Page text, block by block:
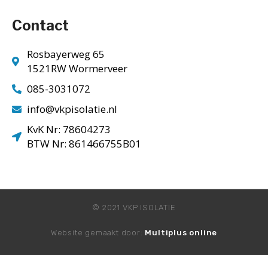
Contact
Rosbayerweg 65
1521RW Wormerveer
085-3031072
info@vkpisolatie.nl
KvK Nr: 78604273
BTW Nr: 861466755B01
© 2021 VKP ISOLATIE
Website gemaakt door: Multiplus online